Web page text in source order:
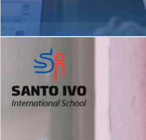
Matrículas Abertas 2026
2º AO 5º ANO